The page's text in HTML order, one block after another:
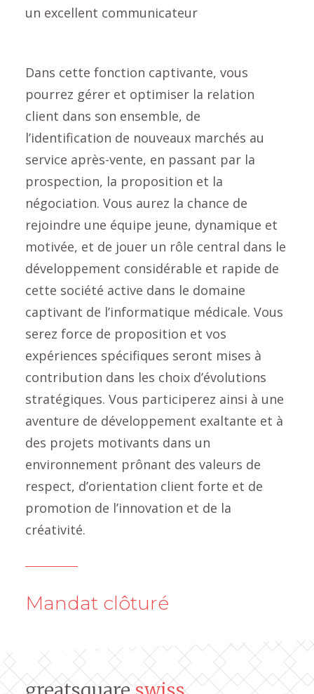
un excellent communicateur
Dans cette fonction captivante, vous
pourrez gérer et optimiser la relation
client dans son ensemble, de
l’identification de nouveaux marchés au
service après-vente, en passant par la
prospection, la proposition et la
négociation. Vous aurez la chance de
rejoindre une équipe jeune, dynamique et
motivée, et de jouer un rôle central dans le
développement considérable et rapide de
cette société active dans le domaine
captivant de l’informatique médicale. Vous
serez force de proposition et vos
expériences spécifiques seront mises à
contribution dans les choix d’évolutions
stratégiques. Vous participerez ainsi à une
aventure de développement exaltante et à
des projets motivants dans un
environnement prônant des valeurs de
respect, d’orientation client forte et de
promotion de l’innovation et de la
créativité.
Mandat clôturé